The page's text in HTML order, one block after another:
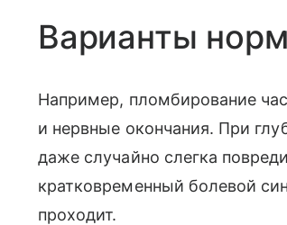
Варианты
Например, пломбирование
и нервные окончания. При
даже случайно слегка
кратковременный болевой
проходит.